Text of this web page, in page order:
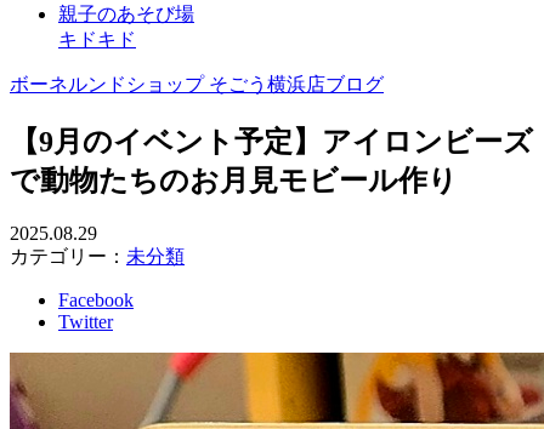
親子のあそび場
キドキド
ボーネルンドショップ そごう横浜店ブログ
【9月のイベント予定】アイロンビーズ
で動物たちのお月見モビール作り
2025.08.29
カテゴリー： 未分類
Facebook
Twitter